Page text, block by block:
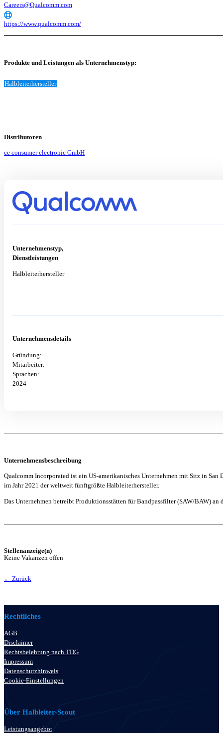
Careers@Qualcomm.com
https://www.qualcomm.com/
Produkte und Leistungen als Unternehmenstyp:
Halbleiterhersteller
Distributoren
ce consumer electronic GmbH
Unternehmenstyp,
Dienstleistungen
Halbleiterhersteller
Unternehmensdetails
Gründung:
Mitarbeiter:
Sprachen:
2024
Unternehmensbeschreibung
Qualcomm Incorporated ist ein US-amerikanisches Unternehmen mit Sitz in
im Jahr 2021 der weltweit fünftgrößte Halbleiterhersteller.
Das Unternehmen betreibt Produktionsstätten für Bandpassfilter (SAW/BAW)
Stellenanzeige(n)
Keine Vakanzen offen
← Zurück
Rechtliches
AGB
Disclaimer
Rechtsbelehrung nach TDG
Impressum
Datenschutzhinweis
Cookie-Einstellungen
Über Halbleiter-Scout
Leistungsangebot